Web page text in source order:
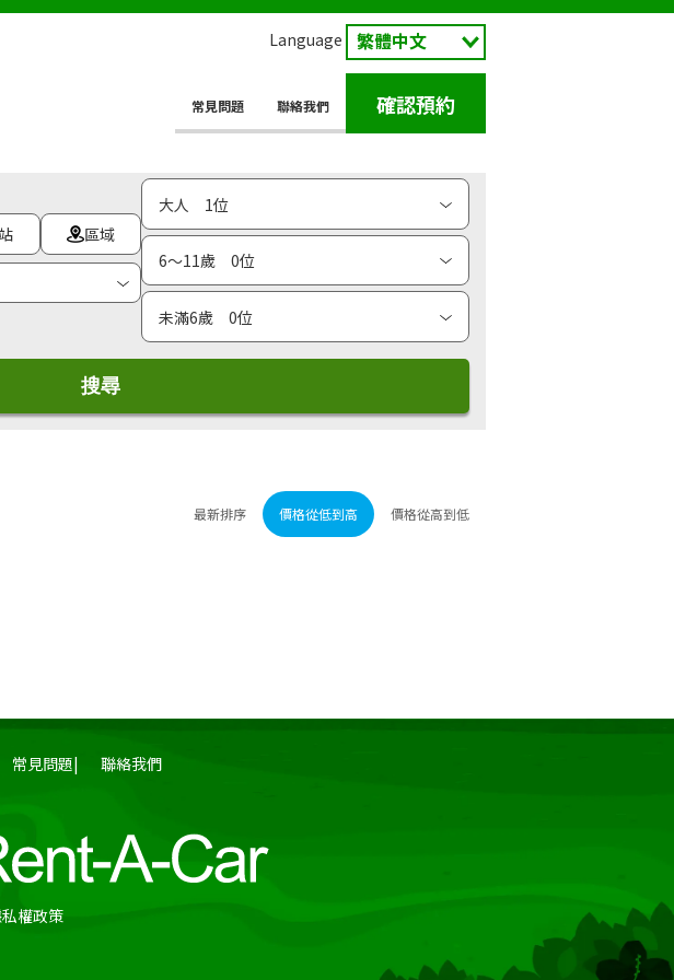
Language
常見問題 聯絡我們 確認預約
區域
搜尋
最新排序 價格從低到高 價格從高到低
常見問題 聯絡我們
權政策